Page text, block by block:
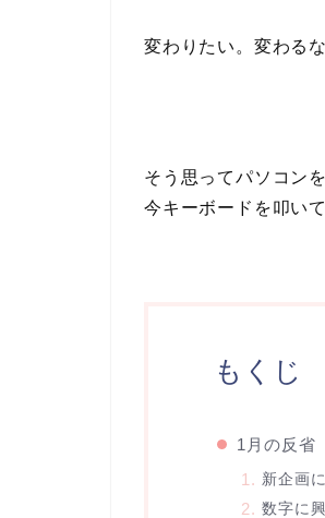
変わりたい。変わるな
そう思ってパソコン
今キーボードを叩いて
もくじ
1月の反省
新企画
数字に